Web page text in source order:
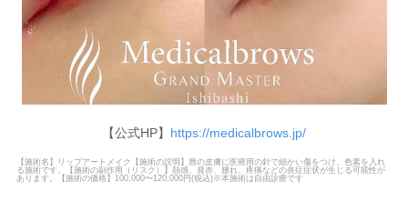
【公式HP】 https://medicalbrows.jp/
【施術名】リップアートメイク【施術の説明】唇の皮膚に医療用の針で細かい傷をつけ、色素を入れ
る施術です。【施術の副作用（リスク）】熱感、発赤、腫れ、疼痛などの炎症症状が生じる可能性が
あります。【施術の価格】100,000〜120,000円(税込)※本施術は自由診療です